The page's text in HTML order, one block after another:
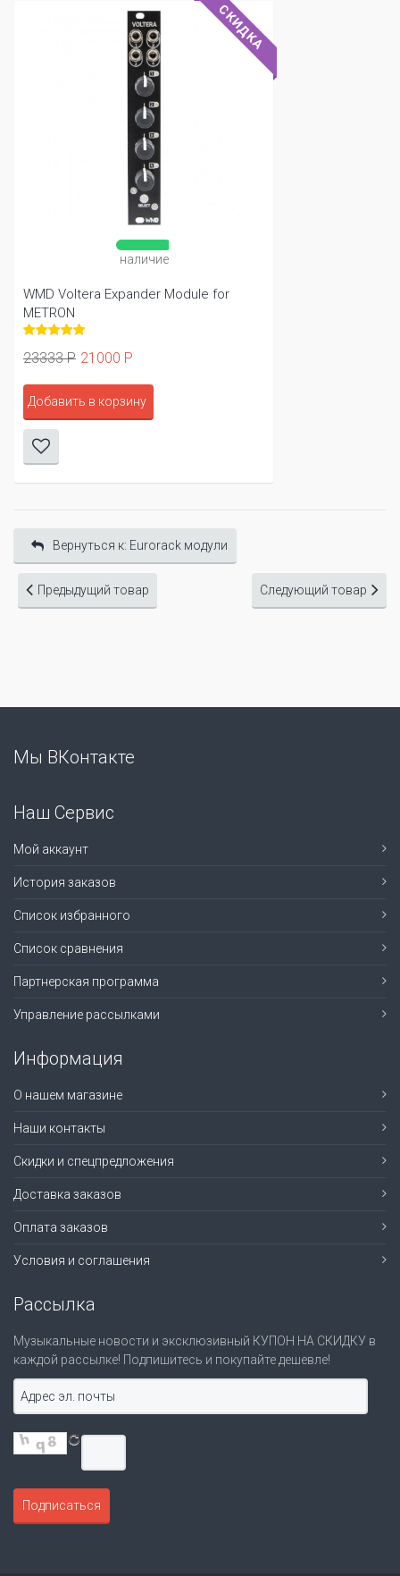
СКИДКА
наличие
WMD Voltera Expander Module for
METRON
23333 Р 21000 Р
Добавить в корзину
Вернуться к: Eurorack модули
Предыдущий товар Следующий товар
Мы ВКонтакте
Наш Сервис
Мой аккаунт
История заказов
Список избранного
Список сравнения
Партнерская программа
Управление рассылками
Информация
О нашем магазине
Наши контакты
Скидки и спецпредложения
Доставка заказов
Оплата заказов
Условия и соглашения
Рассылка
Музыкальные новости и эксклюзивный КУПОН НА СКИДКУ в
каждой рассылке! Подпишитесь и покупайте дешевле!